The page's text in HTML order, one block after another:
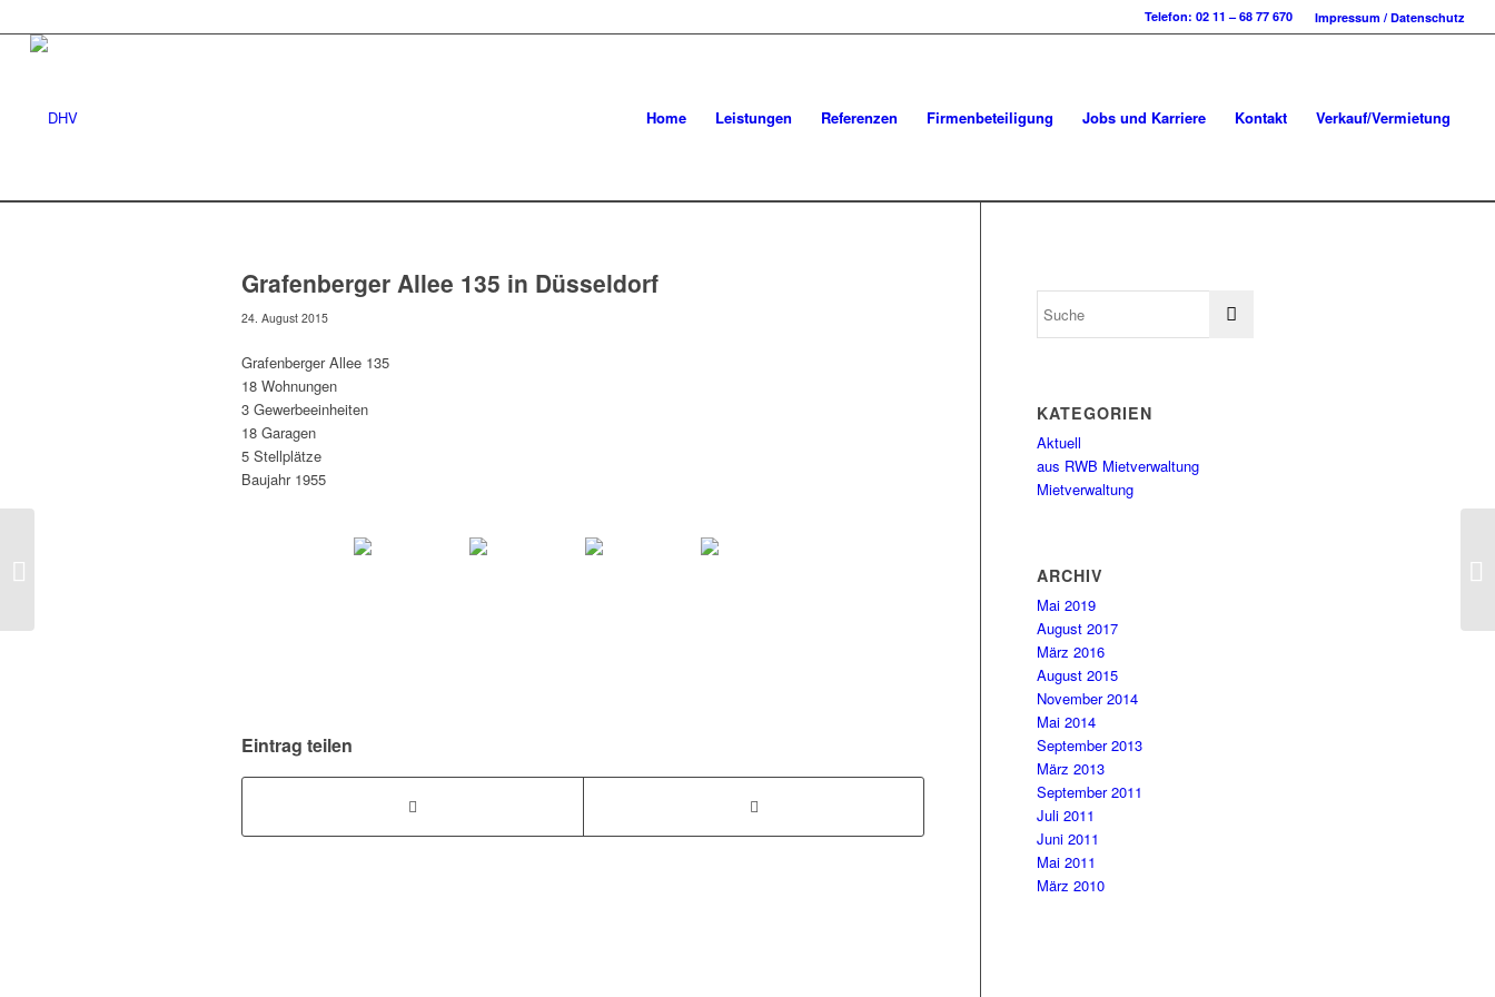
Impressum / Datenschutz
Telefon: 02 11 – 68 77 670
Home Leistungen Referenzen Firmenbeteiligung Jobs und Karriere Kontakt Verkauf/Vermietung
Grafenberger Allee 135 in Düsseldorf
24. August 2015
Grafenberger Allee 135
18 Wohnungen
3 Gewerbeeinheiten
18 Garagen
5 Stellplätze
Baujahr 1955
Eintrag teilen
KATEGORIEN
Aktuell
aus RWB Mietverwaltung
Mietverwaltung
ARCHIV
Mai 2019
August 2017
März 2016
August 2015
November 2014
Mai 2014
September 2013
März 2013
September 2011
Juli 2011
Juni 2011
Mai 2011
März 2010